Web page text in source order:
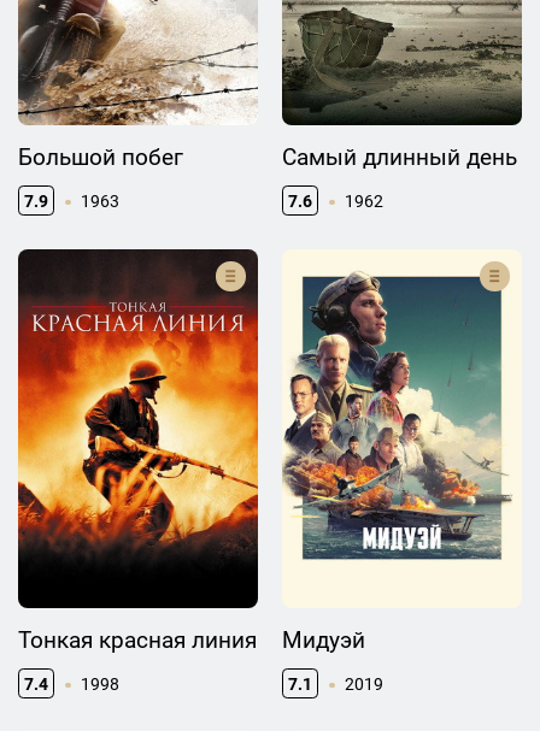
Большой побег
7.9 1963
Самый длинный день
7.6 1962
Тонкая красная линия
7.4 1998
Мидуэй
7.1 2019